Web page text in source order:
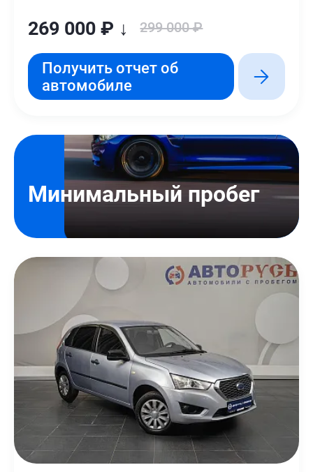
269 000 ₽ ↓ 299 000 ₽
Получить отчет об
автомобиле
Минимальный пробег